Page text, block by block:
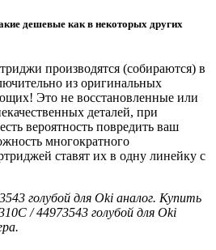
дешевые как в некоторых других
производятся (собираются) в
из оригинальных
Это не восстановленные или
деталей, при
вероятность повредить ваш
многократного
ставят их в одну линейку с
голубой для Oki аналог. Купить
/ 44973543 голубой для Oki